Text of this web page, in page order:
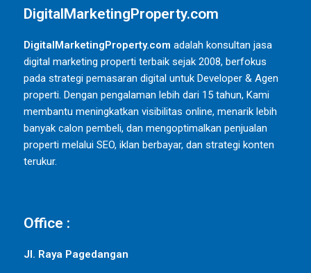
DigitalMarketingProperty.com
DigitalMarketingProperty.com adalah konsultan jasa
digital marketing properti terbaik sejak 2008, berfokus
pada strategi pemasaran digital untuk Developer & Agen
properti. Dengan pengalaman lebih dari 15 tahun, Kami
membantu meningkatkan visibilitas online, menarik lebih
banyak calon pembeli, dan mengoptimalkan penjualan
properti melalui SEO, iklan berbayar, dan strategi konten
terukur.
Office :
Jl. Raya Pagedangan